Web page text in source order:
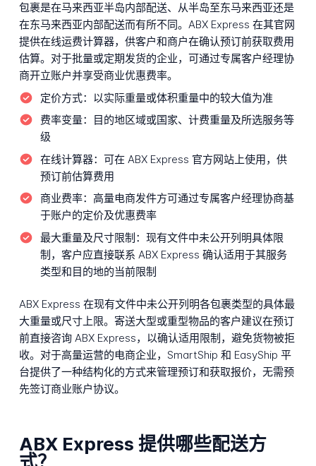
包裹是在马来西亚半岛内部配送、从半岛至东马来西亚还是
在东马来西亚内部配送而有所不同。ABX Express 在其官网
提供在线运费计算器，供客户和商户在确认预订前获取费用
估算。对于批量或定期发货的企业，可通过专属客户经理协
商开立账户并享受商业优惠费率。
定价方式： 以实际重量或体积重量中的较大值为准
费率变量：
目的地区域或国家、计费重量及所选服务等
级
在线计算器： 可在 ABX Express 官方网站上使用，供
预订前估算费用
商业费率： 高量电商发件方可通过专属客户经理协商基
于账户的定价及优惠费率
最大重量及尺寸限制： 现有文件中未公开列明具体限
制，客户应直接联系 ABX Express 确认适用于其服务
类型和目的地的当前限制
ABX Express 在现有文件中未公开列明各包裹类型的具体最
大重量或尺寸上限。寄送大型或重型物品的客户建议在预订
前直接咨询 ABX Express，以确认适用限制，避免货物被拒
收。对于高量运营的电商企业，SmartShip 和 EasyShip 平
台提供了一种结构化的方式来管理预订和获取报价，无需预
先签订商业账户协议。
ABX Express 提供哪些配送方
式？